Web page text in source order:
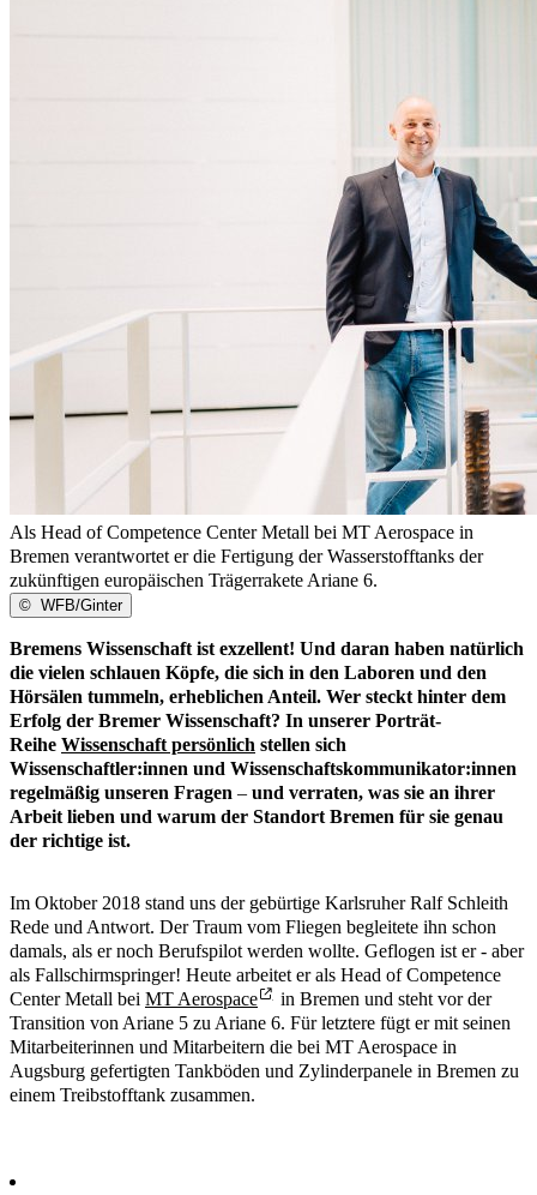
Als Head of Competence Center Metall bei MT Aerospace in
Bremen verantwortet er die Fertigung der Wasserstofftanks der
zukünftigen europäischen Trägerrakete Ariane 6.
© WFB/Ginter
Bremens Wissenschaft ist exzellent! Und daran haben natürlich
die vielen schlauen Köpfe, die sich in den Laboren und den
Hörsälen tummeln, erheblichen Anteil. Wer steckt hinter dem
Erfolg der Bremer Wissenschaft? In unserer Porträt-
Reihe Wissenschaft persönlich stellen sich
Wissenschaftler:innen und Wissenschaftskommunikator:innen
regelmäßig unseren Fragen – und verraten, was sie an ihrer
Arbeit lieben und warum der Standort Bremen für sie genau
der richtige ist.
Im Oktober 2018 stand uns der gebürtige Karlsruher Ralf Schleith
Rede und Antwort. Der Traum vom Fliegen begleitete ihn schon
damals, als er noch Berufspilot werden wollte. Geflogen ist er - aber
als Fallschirmspringer! Heute arbeitet er als Head of Competence
Center Metall bei MT Aerospace
in Bremen und steht vor der
Transition von Ariane 5 zu Ariane 6. Für letztere fügt er mit seinen
Mitarbeiterinnen und Mitarbeitern die bei MT Aerospace in
Augsburg gefertigten Tankböden und Zylinderpanele in Bremen zu
einem Treibstofftank zusammen.